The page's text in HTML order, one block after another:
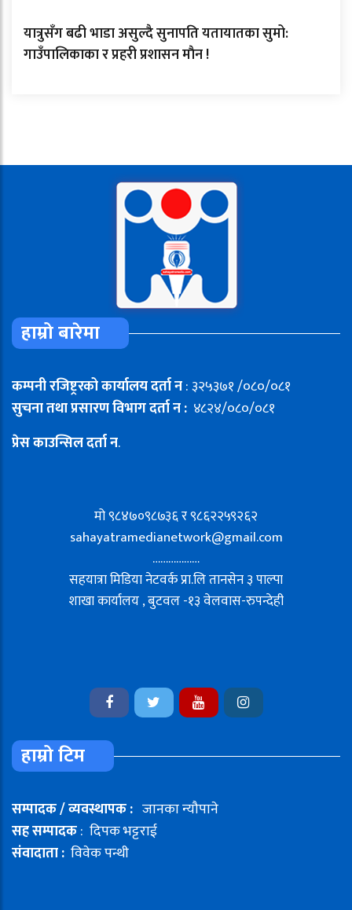
यात्रुसँग बढी भाडा असुल्दै सुनापति यतायातका सुमो:
गाउँपालिकाका र प्रहरी प्रशासन माैन !
हाम्रो बारेमा
कम्पनी रजिष्ट्ररको कार्यालय दर्ता न: ३२५३७१ /०८०/०८१
सुचना तथा प्रसारण विभाग दर्ता न : ४८२४/०८०/०८१
प्रेस काउन्सिल दर्ता न.
मो ९८४७०९८७३६ र ९८६२२५९२६२
sahayatramedianetwork@gmail.com
………………
सहयात्रा मिडिया नेटवर्क प्रा.लि तानसेन ३ पाल्पा
शाखा कार्यालय , बुटवल -१३ वेलवास-रुपन्देही
हाम्रो टिम
सम्पादक / व्यवस्थापक : जानका न्यौपाने
सह सम्पादक: दिपक भट्टराई
संवादाता : विवेक पन्थी